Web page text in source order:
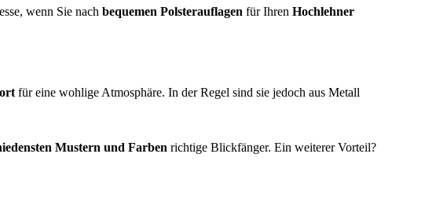
wenn Sie nach bequemen Polsterauflagen für Ihren Hochlehner
für eine wohlige Atmosphäre. In der Regel sind sie jedoch aus Metall
Mustern und Farben richtige Blickfänger. Ein weiterer Vorteil?